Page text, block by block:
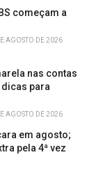
começam a
AGOSTO DE 2026
nas contas
para
AGOSTO DE 2026
em agosto;
pela 4ª vez